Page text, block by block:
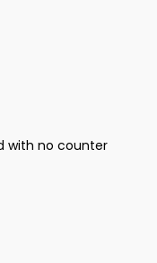
with no counter